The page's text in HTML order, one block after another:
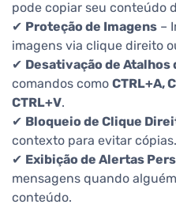
pode copiar seu conteúdo
✔ Proteção de Imagens –
imagens via clique direito
✔ Desativação de Atalhos
comandos como CTRL+A,
CTRL+V.
✔ Bloqueio de Clique
contexto para evitar cópias.
✔ Exibição de Alertas
mensagens quando
conteúdo.